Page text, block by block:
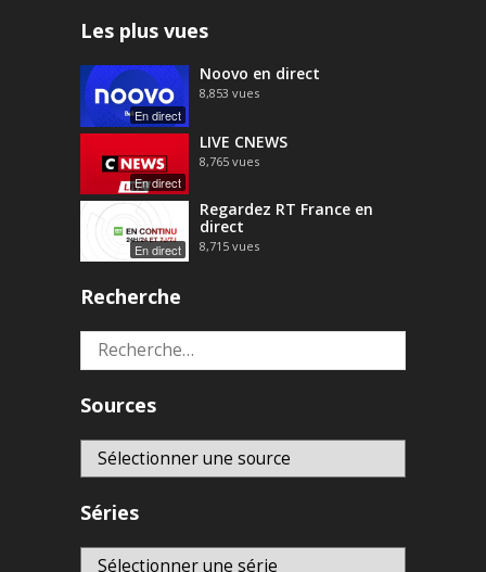
Les plus vues
En direct
Noovo en direct
8,853 vues
En direct
LIVE CNEWS
8,765 vues
En direct
Regardez RT France en
direct
8,715 vues
Recherche
Rechercher :
Sources
Séries